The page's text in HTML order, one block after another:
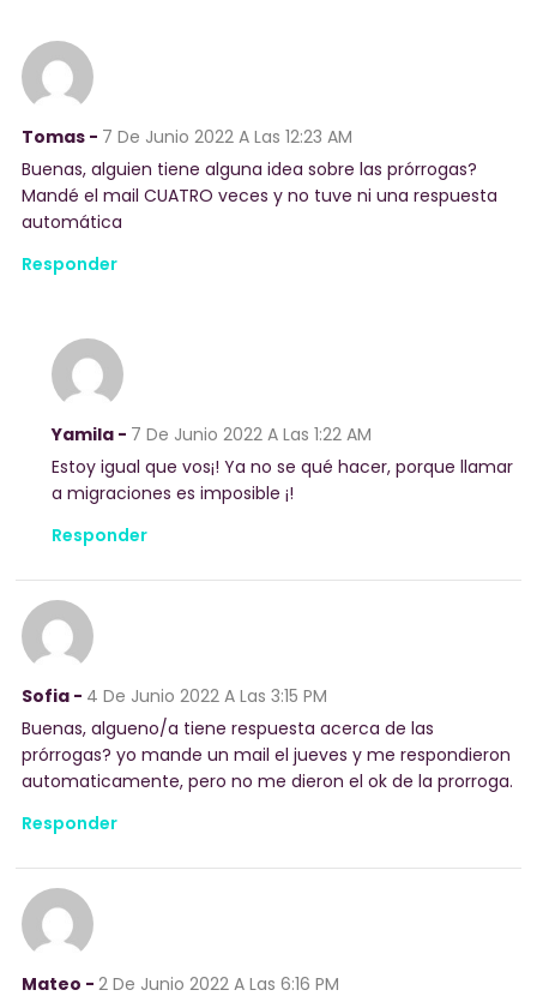
Tomas - 7 De Junio 2022 A Las 12:23 AM
Buenas, alguien tiene alguna idea sobre las prórrogas?
Mandé el mail CUATRO veces y no tuve ni una respuesta
automática
Responder
Yamila - 7 De Junio 2022 A Las 1:22 AM
Estoy igual que vos¡! Ya no se qué hacer, porque llamar
a migraciones es imposible ¡!
Responder
Sofia - 4 De Junio 2022 A Las 3:15 PM
Buenas, algueno/a tiene respuesta acerca de las
prórrogas? yo mande un mail el jueves y me respondieron
automaticamente, pero no me dieron el ok de la prorroga.
Responder
Mateo - 2 De Junio 2022 A Las 6:16 PM